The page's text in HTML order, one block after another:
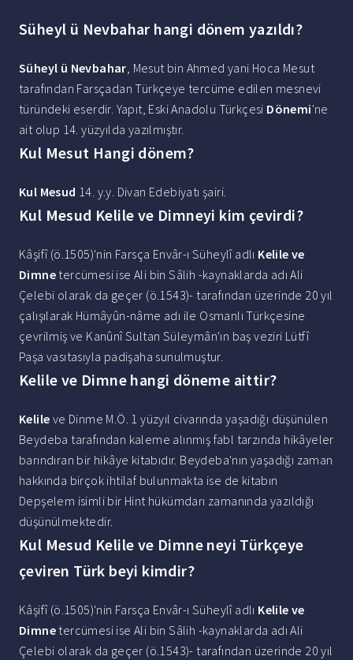
Süheyl ü Nevbahar hangi dönem yazıldı?
Süheyl ü Nevbahar, Mesut bin Ahmed yani Hoca Mesut
tarafından Farsçadan Türkçeye tercüme edilen mesnevi
türündeki eserdir. Yapıt, Eski Anadolu Türkçesi Dönemi'ne
ait olup 14. yüzyılda yazılmıştır.
Kul Mesut Hangi dönem?
Kul Mesud 14. y.y. Divan Edebiyatı şairi.
Kul Mesud Kelile ve Dimneyi kim çevirdi?
Kâşifî (ö.1505)'nin Farsça Envâr-ı Süheylî adlı Kelile ve
Dimne tercümesi ise Ali bin Sâlih -kaynaklarda adı Ali
Çelebi olarak da geçer (ö.1543)- tarafından üzerinde 20 yıl
çalışılarak Hümâyûn-nâme adı ile Osmanlı Türkçesine
çevrilmiş ve Kanûnî Sultan Süleymân'ın baş veziri Lütfî
Paşa vasıtasıyla padişaha sunulmuştur.
Kelile ve Dimne hangi döneme aittir?
Kelile ve Dinme M.Ö. 1 yüzyıl civarında yaşadığı düşünülen
Beydeba tarafından kaleme alınmış fabl tarzında hikâyeler
barındıran bir hikâye kitabıdır. Beydeba'nın yaşadığı zaman
hakkında birçok ihtilaf bulunmakta ise de kitabın
Depşelem isimli bir Hint hükümdarı zamanında yazıldığı
düşünülmektedir.
Kul Mesud Kelile ve Dimne neyi Türkçeye
çeviren Türk beyi kimdir?
Kâşifî (ö.1505)'nin Farsça Envâr-ı Süheylî adlı Kelile ve
Dimne tercümesi ise Ali bin Sâlih -kaynaklarda adı Ali
Çelebi olarak da geçer (ö.1543)- tarafından üzerinde 20 yıl